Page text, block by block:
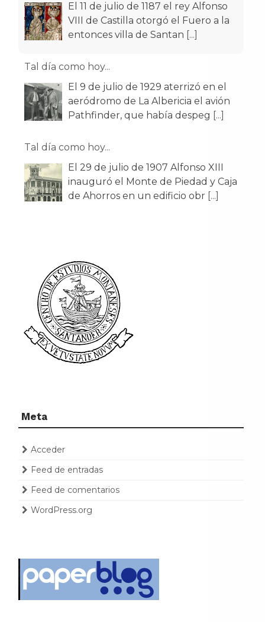
El 11 de julio de 1187 el rey Alfonso
VIII de Castilla otorgó el Fuero a la
entonces villa de Santan [...]
Tal día como hoy...
El 9 de julio de 1929 aterrizó en el
aeródromo de La Albericia el avión
Pathfinder, que había despeg
[...]
Tal día como hoy...
El 29 de julio de 1907 Alfonso XIII
inauguró el Monte de Piedad y Caja
de Ahorros en un edificio obr [...]
Meta
Acceder
Feed de entradas
Feed de comentarios
WordPress.org